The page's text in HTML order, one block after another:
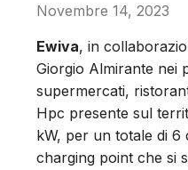
Novembre 14, 2023
Ewiva, in
Giorgio Almirante nei
supermercati,
Hpc presente sul
kW, per un totale di 6
charging point che si